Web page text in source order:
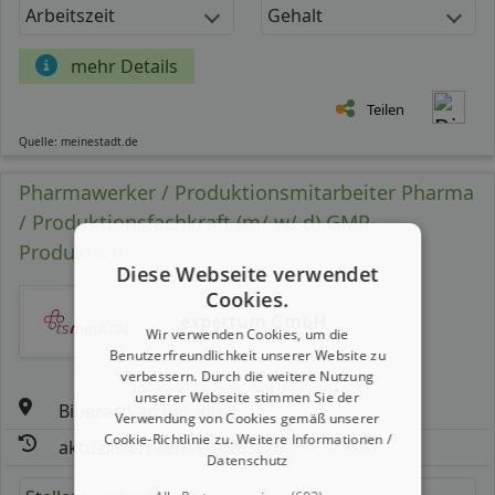
Arbeitszeit Gehalt
mehr Details
Teilen
Quelle: meinestadt.de
Pharmawerker / Produktionsmitarbeiter Pharma
/ Produktionsfachkraft (m/ w/ d) GMP-
Produktion
Biberach an der Riß
aktualisiert seit: 10.08.2026
Diese Webseite verwendet
Cookies.
Wir verwenden Cookies, um die
Benutzerfreundlichkeit unserer Website zu
verbessern. Durch die weitere Nutzung
unserer Webseite stimmen Sie der
Verwendung von Cookies gemäß unserer
Cookie-Richtlinie zu.Weitere Informationen /
Datenschutz